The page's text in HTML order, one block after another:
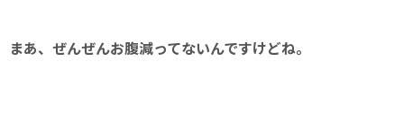
まあ、ぜんぜんお腹減ってないんですけどね。